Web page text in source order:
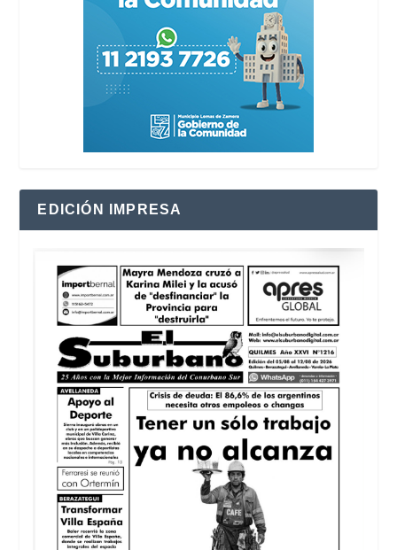
EDICIÓN IMPRESA